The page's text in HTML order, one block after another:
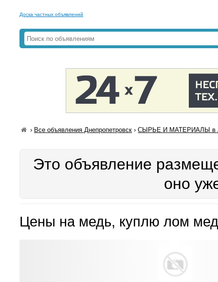
Доска частных объявлений
› Все объявления Днепропетровск ›СЫРЬЕ И МАТЕРИАЛЫ в
Это объявление
оно
Цены на медь, куплю лом